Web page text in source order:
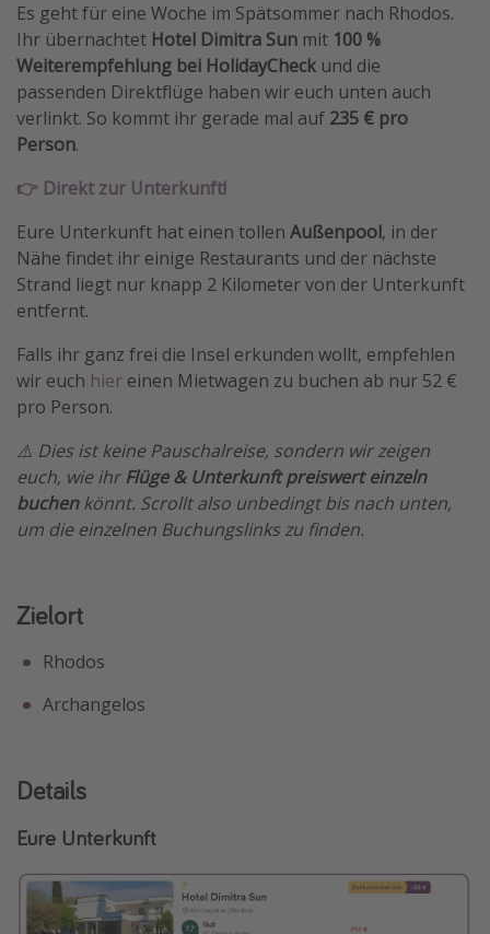
Es geht für eine Woche im Spätsommer nach Rhodos.
Ihr übernachtet Hotel Dimitra Sun mit 100 %
Weiterempfehlung bei HolidayCheck und die
passenden Direktflüge haben wir euch unten auch
verlinkt. So kommt ihr gerade mal auf 235 € pro
Person.
👉 Direkt zur Unterkunft!
Eure Unterkunft hat einen tollen Außenpool, in der
Nähe findet ihr einige Restaurants und der nächste
Strand liegt nur knapp 2 Kilometer von der Unterkunft
entfernt.
Falls ihr ganz frei die Insel erkunden wollt, empfehlen
wir euch hier einen Mietwagen zu buchen ab nur 52 €
pro Person.
⚠️ Dies ist keine Pauschalreise, sondern wir zeigen
euch, wie ihrFlüge & Unterkunft preiswert einzeln
buchenkönnt. Scrollt also unbedingt bis nach unten,
um die einzelnen Buchungslinks zu finden.
Zielort
Rhodos
Archangelos
Details
Eure Unterkunft